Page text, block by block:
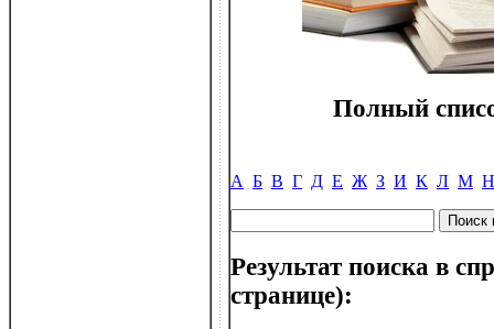
Полный
А Б В Г Д Е Ж З И К Л М Н
Результат поиска в
странице):